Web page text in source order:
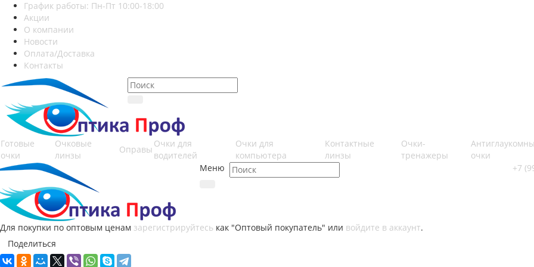
График работы: Пн-Пт 10:00-18:00
Акции
О компании
Новости
Оплата/Доставка
Контакты
Готовые
очки
Очковые
линзы
Оправы
Очки для
водителей
Очки для
компьютера
Контактные
линзы
Очки-
тренажеры
очки
Меню
+7
Для покупки по оптовым ценам зарегистрируйтесь как "Оптовый покупатель" или войдите в аккаунт.
Поделиться